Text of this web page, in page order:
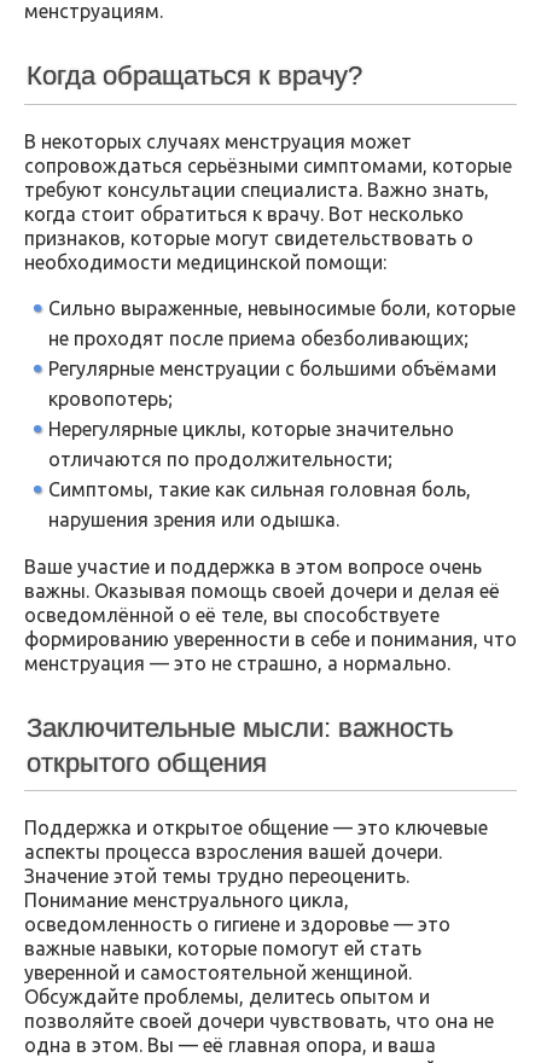
менструациям.
Когда обращаться к врачу?
В некоторых случаях менструация может
сопровождаться серьёзными симптомами, которые
требуют консультации специалиста. Важно знать,
когда стоит обратиться к врачу. Вот несколько
признаков, которые могут свидетельствовать о
необходимости медицинской помощи:
Сильно выраженные, невыносимые боли, которые
не проходят после приема обезболивающих;
Регулярные менструации с большими объёмами
кровопотерь;
Нерегулярные циклы, которые значительно
отличаются по продолжительности;
Симптомы, такие как сильная головная боль,
нарушения зрения или одышка.
Ваше участие и поддержка в этом вопросе очень
важны. Оказывая помощь своей дочери и делая её
осведомлённой о её теле, вы способствуете
формированию уверенности в себе и понимания, что
менструация — это не страшно, а нормально.
Заключительные мысли: важность
открытого общения
Поддержка и открытое общение — это ключевые
аспекты процесса взросления вашей дочери.
Значение этой темы трудно переоценить.
Понимание менструального цикла,
осведомленность о гигиене и здоровье — это
важные навыки, которые помогут ей стать
уверенной и самостоятельной женщиной.
Обсуждайте проблемы, делитесь опытом и
позволяйте своей дочери чувствовать, что она не
одна в этом. Вы — её главная опора, и ваша